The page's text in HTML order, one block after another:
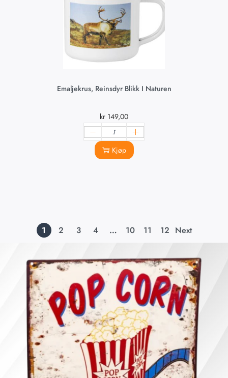
Emaljekrus, Reinsdyr Blikk I Naturen
kr 149,00
Kjøp
1 2 3 4 … 10 11 12 Next